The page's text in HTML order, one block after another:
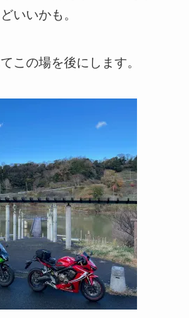
いいかも。
この場を後にします。